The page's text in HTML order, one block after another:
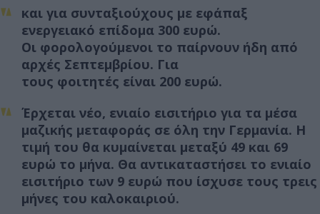
και για συνταξιούχους με εφάπαξ
ενεργειακό επίδομα 300 ευρώ.
Οι φορολογούμενοι το παίρνουν ήδη από
αρχές Σεπτεμβρίου. Για
τους φοιτητές είναι 200 ευρώ.
Έρχεται νέο, ενιαίο εισιτήριο για τα μέσα
μαζικής μεταφοράς σε όλη την Γερμανία. Η
τιμή του θα κυμαίνεται μεταξύ 49 και 69
ευρώ το μήνα. Θα αντικαταστήσει το ενιαίο
εισιτήριο των 9 ευρώ που ίσχυσε τους τρεις
μήνες του καλοκαιριού.